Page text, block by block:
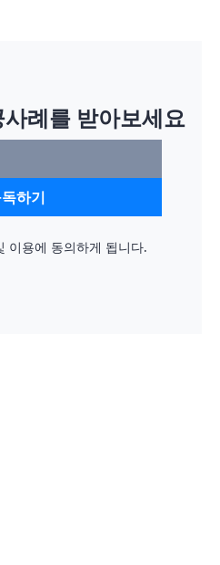
례를 받아보세요
하기
이용에 동의하게 됩니다.